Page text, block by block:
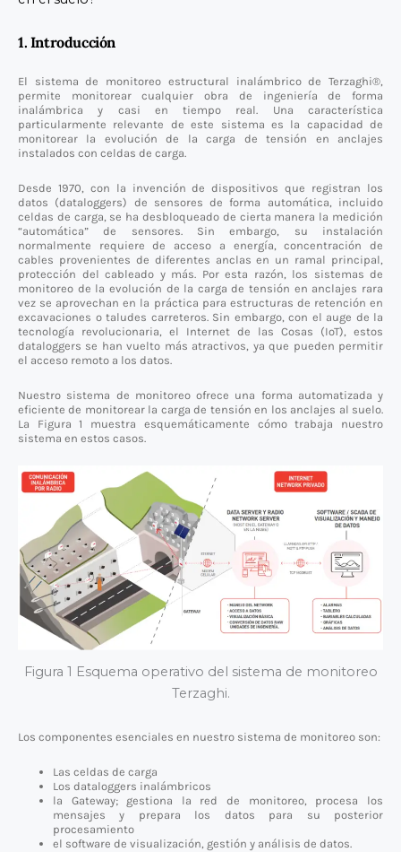
1. Introducción
El sistema de monitoreo estructural inalámbrico de Terzaghi®,
permite monitorear cualquier obra de ingeniería de forma
inalámbrica y casi en tiempo real. Una característica
particularmente relevante de este sistema es la capacidad de
monitorear la evolución de la carga de tensión en anclajes
instalados con celdas de carga.
Desde 1970, con la invención de dispositivos que registran los
datos (dataloggers) de sensores de forma automática, incluido
celdas de carga, se ha desbloqueado de cierta manera la medición
“automática” de sensores. Sin embargo, su instalación
normalmente requiere de acceso a energía, concentración de
cables provenientes de diferentes anclas en un ramal principal,
protección del cableado y más. Por esta razón, los sistemas de
monitoreo de la evolución de la carga de tensión en anclajes rara
vez se aprovechan en la práctica para estructuras de retención en
excavaciones o taludes carreteros. Sin embargo, con el auge de la
tecnología revolucionaria, el Internet de las Cosas (IoT), estos
dataloggers se han vuelto más atractivos, ya que pueden permitir
el acceso remoto a los datos.
Nuestro sistema de monitoreo ofrece una forma automatizada y
eficiente de monitorear la carga de tensión en los anclajes al suelo.
La Figura 1 muestra esquemáticamente cómo trabaja nuestro
sistema en estos casos.
Figura 1 Esquema operativo del sistema de monitoreo
Terzaghi.
Los componentes esenciales en nuestro sistema de monitoreo son:
Las celdas de carga
Los dataloggers inalámbricos
la Gateway; gestiona la red de monitoreo, procesa los
mensajes y prepara los datos para su posterior
procesamiento
el software de visualización, gestión y análisis de datos.